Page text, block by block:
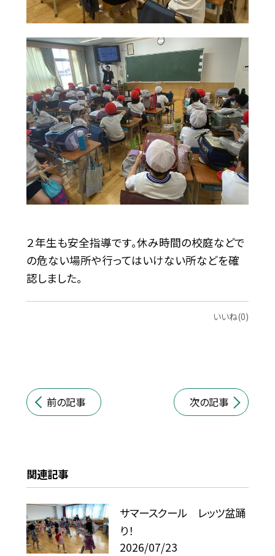
２年生も安全指導です。休み時間の校庭などで
の危ない場所や行ってはいけない所などを確
認しました。
いいね(0)
前の記事 次の記事
関連記事
サマースクール レッツ盆踊
り！
2026/07/23